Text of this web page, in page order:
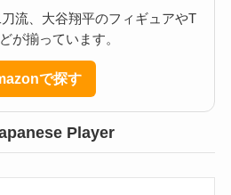
流、大谷翔平のフィギュアやT
が揃っています。
で探す
Player